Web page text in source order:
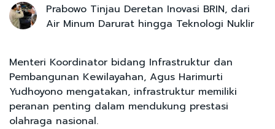
Prabowo Tinjau Deretan Inovasi BRIN, dari
Air Minum Darurat hingga Teknologi Nuklir
Menteri Koordinator bidang Infrastruktur dan
Pembangunan Kewilayahan, Agus Harimurti
Yudhoyono mengatakan, infrastruktur memiliki
peranan penting dalam mendukung prestasi
olahraga nasional.